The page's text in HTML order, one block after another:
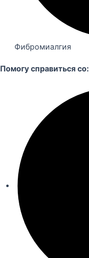
Фибромиалгия
Помогу справиться со: